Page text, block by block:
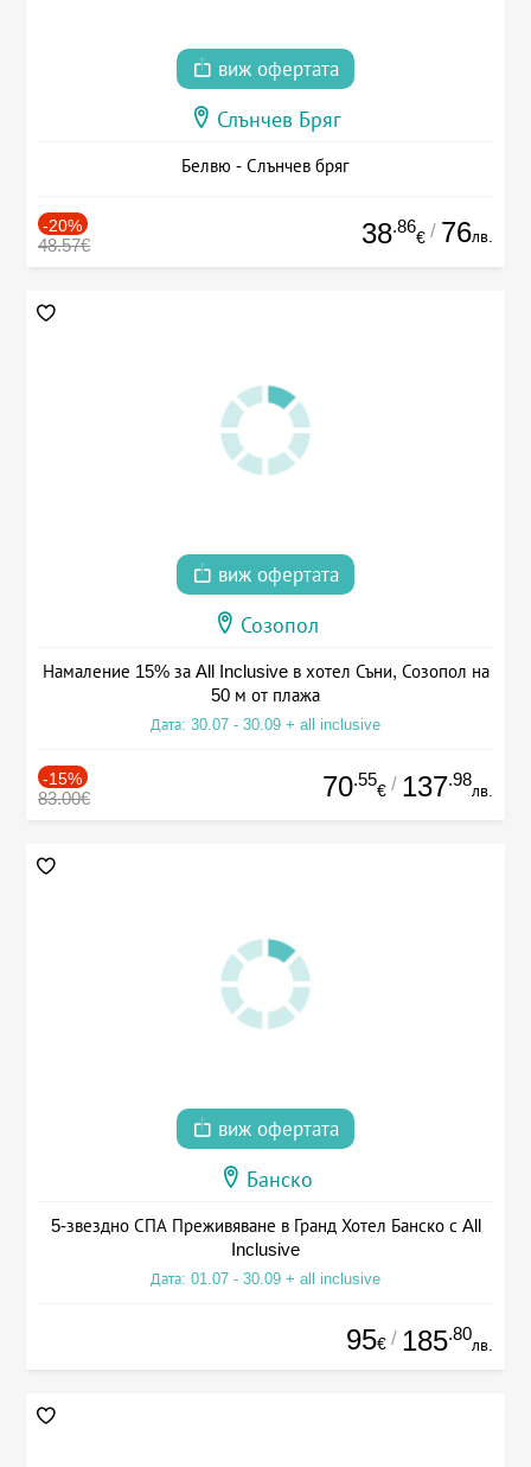
виж офертата
Слънчев Бряг
Белвю - Слънчев бряг
-20%
48.57€ 38.86
€ / 76лв.
виж офертата
Созопол
Намаление 15% за All Inclusive в хотел Съни, Созопол на
50 м от плажа
Дата: 30.07 - 30.09 + all inclusive
-15%
83.00€ 70.55
€ / 137.98
лв.
виж офертата
Банско
5-звездно СПА Преживяване в Гранд Хотел Банско с All
Inclusive
Дата: 01.07 - 30.09 + all inclusive
95€ / 185.80
лв.